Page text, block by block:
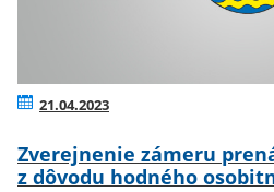
21.04.2023
Zverejnenie zámeru
z dôvodu hodného